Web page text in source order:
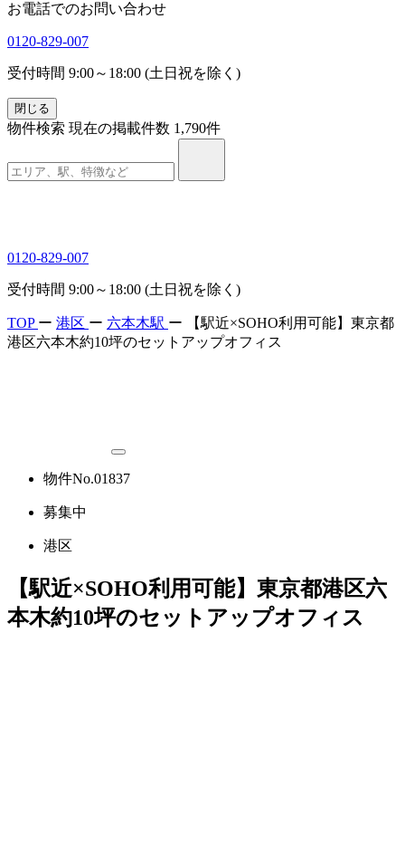
お電話でのお問い合わせ
0120-829-007
受付時間 9:00～18:00 (土日祝を除く)
閉じる
物件検索 現在の掲載件数 1,790件
0120-829-007
受付時間 9:00～18:00 (土日祝を除く)
TOP ー 港区 ー 六本木駅 ー
【駅近×SOHO利用可能】東京都
港区六本木約10坪のセットアップオフィス
物件No.01837
募集中
港区
【駅近×SOHO利用可能】東京都港区六
本木約10坪のセットアップオフィス